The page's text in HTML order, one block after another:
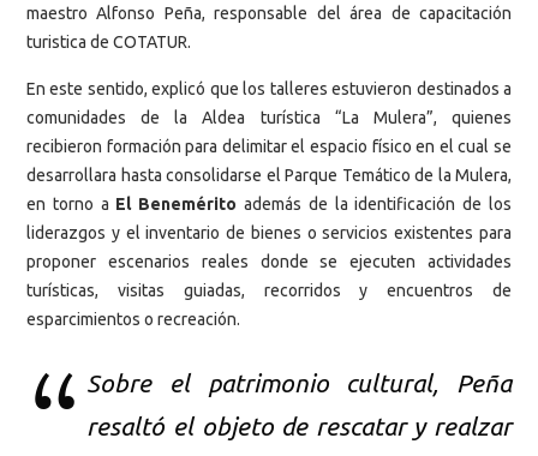
maestro Alfonso Peña, responsable del área de capacitación
turistica de COTATUR.
En este sentido, explicó que los talleres estuvieron destinados a
comunidades de la Aldea turística “La Mulera”, quienes
recibieron formación para delimitar el espacio físico en el cual se
desarrollara hasta consolidarse el Parque Temático de la Mulera,
en torno a El Benemérito además de la identificación de los
liderazgos y el inventario de bienes o servicios existentes para
proponer escenarios reales donde se ejecuten actividades
turísticas, visitas guiadas, recorridos y encuentros de
esparcimientos o recreación.
Sobre el patrimonio cultural, Peña
resaltó el objeto de rescatar y realzar